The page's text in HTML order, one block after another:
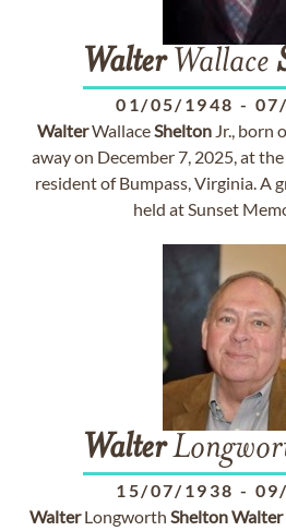
WalterWallace
01/05/1948 -
WalterWallaceShelton Jr., born
away on December 7, 2025, at the
resident of Bumpass, Virginia. A
held at Sunset
Walter
15/07/1938 -
WalterLongworth SheltonWalter